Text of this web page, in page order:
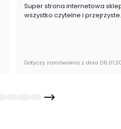
Super strona internetowa
wszystko czytelne i przejrzyste.
Dotyczy zamówienia z dnia